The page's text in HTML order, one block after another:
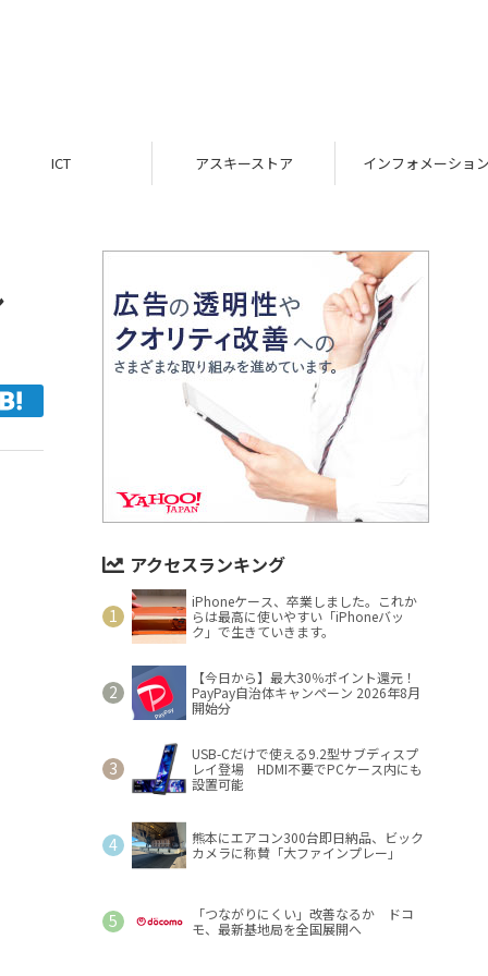
アスキーストア インフォメーション
アクセスランキング
iPhoneケース、卒業しました。これか
らは最高に使いやすい「iPhoneバッ
ク」で生きていきます。
【今日から】最大30％ポイント還元！
PayPay自治体キャンペーン 2026年8月
開始分
USB-Cだけで使える9.2型サブディスプ
レイ登場 HDMI不要でPCケース内にも
設置可能
熊本にエアコン300台即日納品、ビック
カメラに称賛「大ファインプレー」
「つながりにくい」改善なるか ドコ
モ、最新基地局を全国展開へ